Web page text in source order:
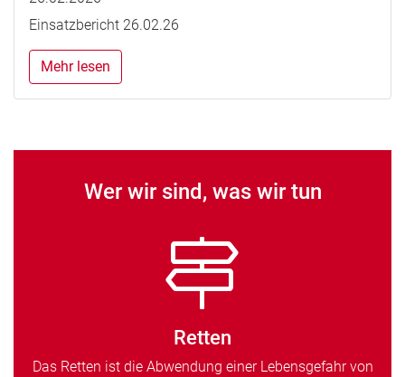
Einsatzbericht 26.02.26
Mehr lesen
Wer wir sind, was wir tun
Retten
Das Retten ist die Abwendung einer Lebensgefahr von